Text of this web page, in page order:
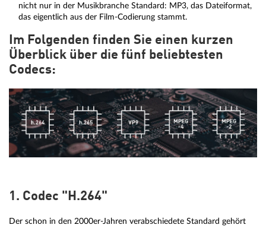
nicht nur in der Musikbranche Standard: MP3, das Dateiformat,
das eigentlich aus der Film-Codierung stammt.
Im Folgenden finden Sie einen kurzen
Überblick über die fünf beliebtesten
Codecs:
1. Codec "H.264"
Der schon in den 2000er-Jahren verabschiedete Standard gehört